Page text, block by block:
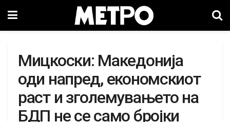
Мицкоски: Македонија
оди напред, економскиот
раст и зголемувањето на
БДП не се само бројки